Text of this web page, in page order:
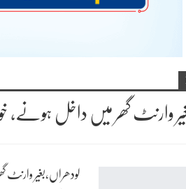
وارنٹ گھر میں داخل ہونے،
لودھراں،بغیر وارنٹ